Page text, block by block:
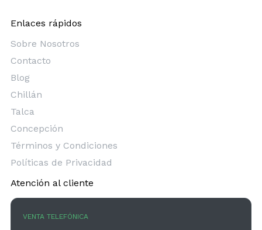
Enlaces rápidos
Sobre Nosotros
Contacto
Blog
Chillán
Talca
Concepción
Términos y Condiciones
Políticas de Privacidad
Atención al cliente
VENTA TELEFÓNICA